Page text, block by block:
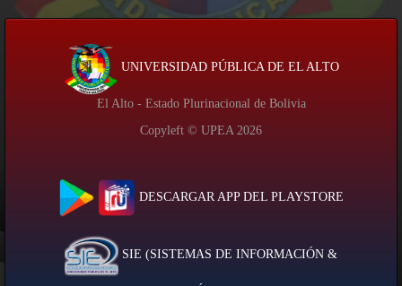
UNIVERSIDAD PÚBLICA DE EL ALTO
El Alto - Estado Plurinacional de Bolivia
Copyleft © UPEA 2026
DESCARGAR APP DEL PLAYSTORE
SIE (SISTEMAS DE INFORMACIÓN &